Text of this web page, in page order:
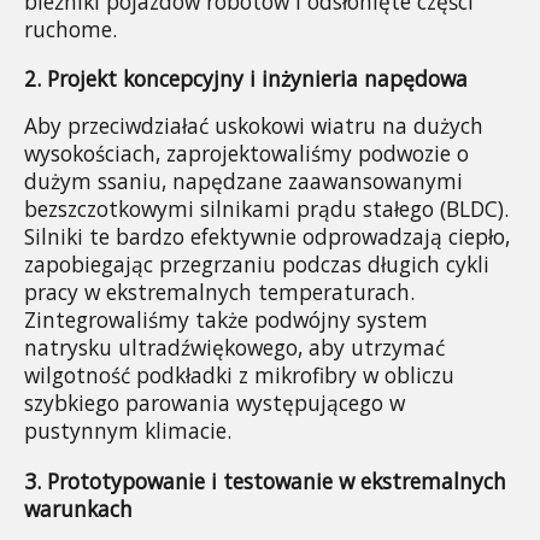
ruchome.
2. Projekt koncepcyjny i inżynieria napędowa
Aby przeciwdziałać uskokowi wiatru na dużych
wysokościach, zaprojektowaliśmy podwozie o
dużym ssaniu, napędzane zaawansowanymi
bezszczotkowymi silnikami prądu stałego (BLDC).
Silniki te bardzo efektywnie odprowadzają ciepło,
zapobiegając przegrzaniu podczas długich cykli
pracy w ekstremalnych temperaturach.
Zintegrowaliśmy także podwójny system
natrysku ultradźwiękowego, aby utrzymać
wilgotność podkładki z mikrofibry w obliczu
szybkiego parowania występującego w
pustynnym klimacie.
3. Prototypowanie i testowanie w ekstremalnych
warunkach